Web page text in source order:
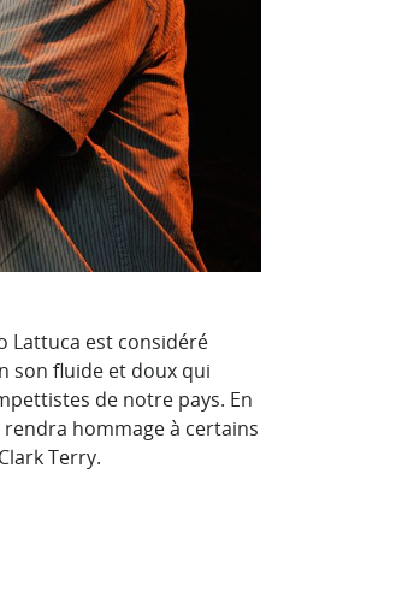
Lattuca est considéré
son fluide et doux qui
de notre pays. En
hommage à certains
Terry.